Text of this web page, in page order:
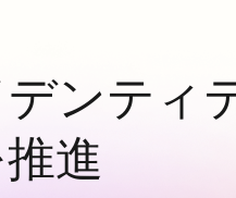
ンティ
進